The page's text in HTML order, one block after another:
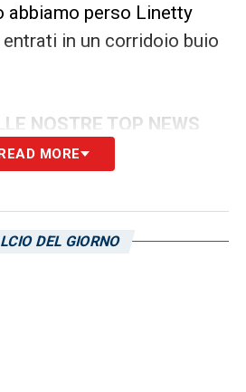
abbiamo perso Linetty
in un corridoio buio
NOSTRE TOP NEWS
MORE
DEL GIORNO